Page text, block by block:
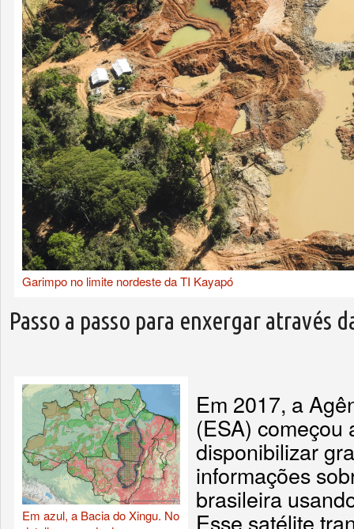
Garimpo no limite nordeste da TI Kayapó
Passo a passo para enxergar através
Em azul, a Bacia do Xingu. No
Em 2017, a
(ESA) começou
disponibilizar
informações
brasileira
Esse satélite